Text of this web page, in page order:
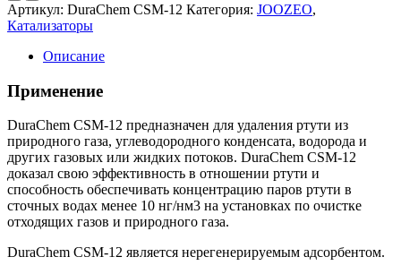
Артикул: DuraChem CSM-12 Категория: JOOZEO,
Катализаторы
Описание
Применение
DuraChem CSM-12 предназначен для удаления ртути из
природного газа, углеводородного конденсата, водорода и
других газовых или жидких потоков. DuraChem CSM-12
доказал свою эффективность в отношении ртути и
способность обеспечивать концентрацию паров ртути в
сточных водах менее 10 нг/нм3 на установках по очистке
отходящих газов и природного газа.
DuraChem CSM-12 является нерегенерируемым адсорбентом.